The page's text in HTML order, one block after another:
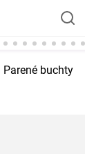
Parené buchty